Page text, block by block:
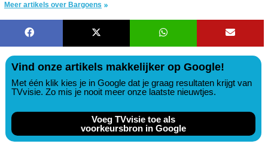
Meer artikels over Bargoens
Vind onze artikels makkelijker op Google!
Met één klik kies je in Google dat je graag resultaten krijgt van
TVvisie. Zo mis je nooit meer onze laatste nieuwtjes.
Voeg TVvisie toe als
voorkeursbron in Google